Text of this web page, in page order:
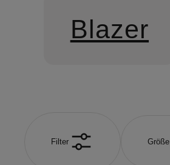
Blazer
Filter Größe